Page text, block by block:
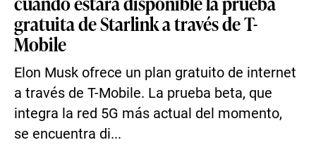
gratuita de Starlink a través de T-
Mobile
Elon Musk ofrece un plan gratuito de internet
a través de T-Mobile. La prueba beta, que
integra la red 5G más actual del momento,
se encuentra di...